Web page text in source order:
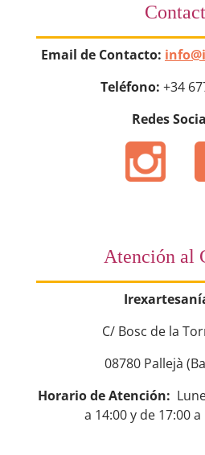
Email de Contacto:
Teléfono: +34
Redes
Atención al
C/ Bosc de la
08780 Pallejà
Horario de Atención:
a 14:00 y de 17:00